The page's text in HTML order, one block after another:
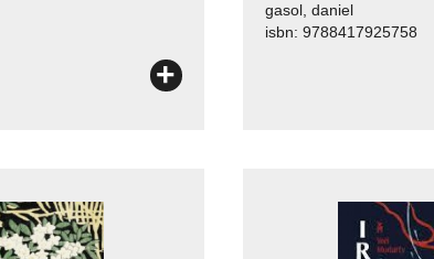
+
gasol, daniel
isbn: 9788417925758